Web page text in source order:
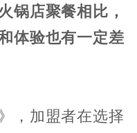
锅店聚餐相比，
体验也有一定差
，加盟者在选择